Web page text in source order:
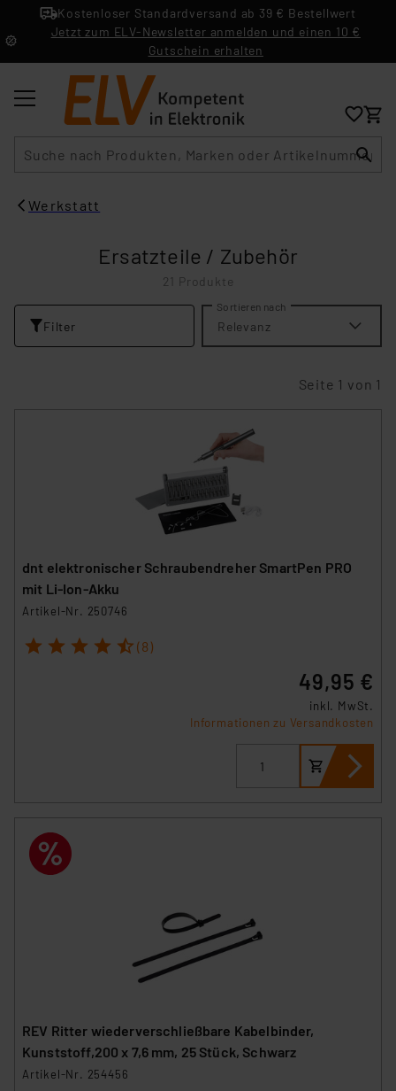
Kostenloser Standardversand ab 39 € Bestellwert
Jetzt zum ELV-Newsletter anmelden und einen 10 €
Gutschein erhalten
Werkstatt
Ersatzteile / Zubehör
21 Produkte
Filter
Sortieren nach
Relevanz
Seite 1 von 1
dnt elektronischer Schraubendreher SmartPen PRO
mit Li-Ion-Akku
Artikel-Nr. 250746
1 2 3 4 5 (8)
49,95 €
inkl. MwSt.
Informationen zu Versandkosten
REV Ritter wiederverschließbare Kabelbinder,
Kunststoff,200 x 7,6 mm, 25 Stück, Schwarz
Artikel-Nr. 254456